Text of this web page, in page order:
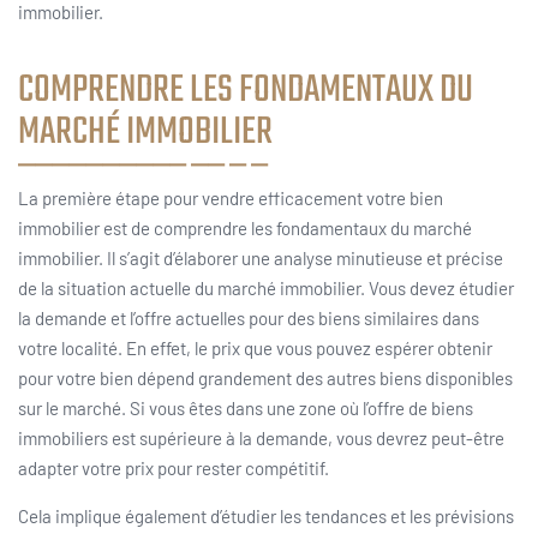
immobilier.
COMPRENDRE LES FONDAMENTAUX DU
MARCHÉ IMMOBILIER
La première étape pour vendre efficacement votre bien
immobilier est de comprendre les fondamentaux du marché
immobilier. Il s’agit d’élaborer une analyse minutieuse et précise
de la situation actuelle du marché immobilier. Vous devez étudier
la demande et l’offre actuelles pour des biens similaires dans
votre localité. En effet, le prix que vous pouvez espérer obtenir
pour votre bien dépend grandement des autres biens disponibles
sur le marché. Si vous êtes dans une zone où l’offre de biens
immobiliers est supérieure à la demande, vous devrez peut-être
adapter votre prix pour rester compétitif.
Cela implique également d’étudier les tendances et les prévisions